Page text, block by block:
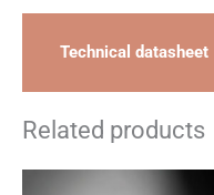
Technical datasheet
Related products